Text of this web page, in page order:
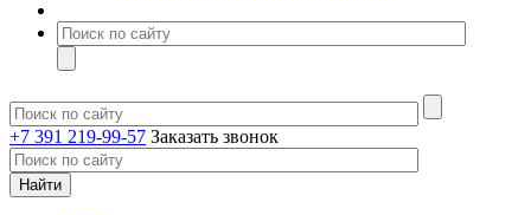
+7 391 219-99-57 Заказать звонок